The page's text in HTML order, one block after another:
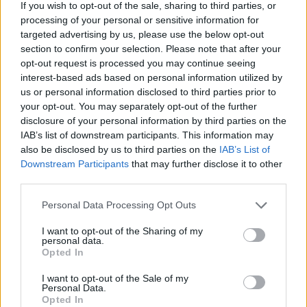
If you wish to opt-out of the sale, sharing to third parties, or
processing of your personal or sensitive information for
targeted advertising by us, please use the below opt-out
section to confirm your selection. Please note that after your
opt-out request is processed you may continue seeing
interest-based ads based on personal information utilized by
us or personal information disclosed to third parties prior to
your opt-out. You may separately opt-out of the further
disclosure of your personal information by third parties on the
IAB’s list of downstream participants. This information may
also be disclosed by us to third parties on the IAB’s List of
Downstream Participants that may further disclose it to other
Please note that this website/app uses one or more Google
not limited to your visit or usage behaviour. You may click to
grant or deny consent to Google and its third-party tags to
use your data for below specified purposes in below Google
consent section.
Personal Data Processing Opt Outs
I want to opt-out of the Sharing of my
personal data.
Opted In
I want to opt-out of the Sale of my
Personal Data.
Opted In
egyáltalán nem mellékesen annak is iskolapéldája,
mennyire jó lehet egy olyan adaptáció, ami nem a szolgai
másolást tűzi ki céljául, hanem mer drasztikusan is
változtatni az alapanyagon úgy, hogy közben hű tud
maradni annak mondanivalójához és szellemiségéhez.
Nos, a tévés The Boys ebben jelesre vizsgázott, de
bármennyire is más legyen az eredeti képregény,
önmagában az is annyira durva gyomrosokat tud osztani
az olvasónak (természetesen abszolút jó értelemben),
hogy egy (vagy több) képregényrajongói álom vált valóra
a magyar kiadással.
Képregényes fronton is igaz a The Boysra az, hogy a
mű egyik legerősebb pontja az, hogy a klasszikus
szuperhősöket a tipikus klisék megtörésével mutatja be.
A Marvel/DC-sztereotípiák helyett karakterei hibákkal,
árnyoldalakkal, de legfőképpen masszív romlottsággal
bírnak. Pontosan ezzel a szemlélettel bontja le a várható